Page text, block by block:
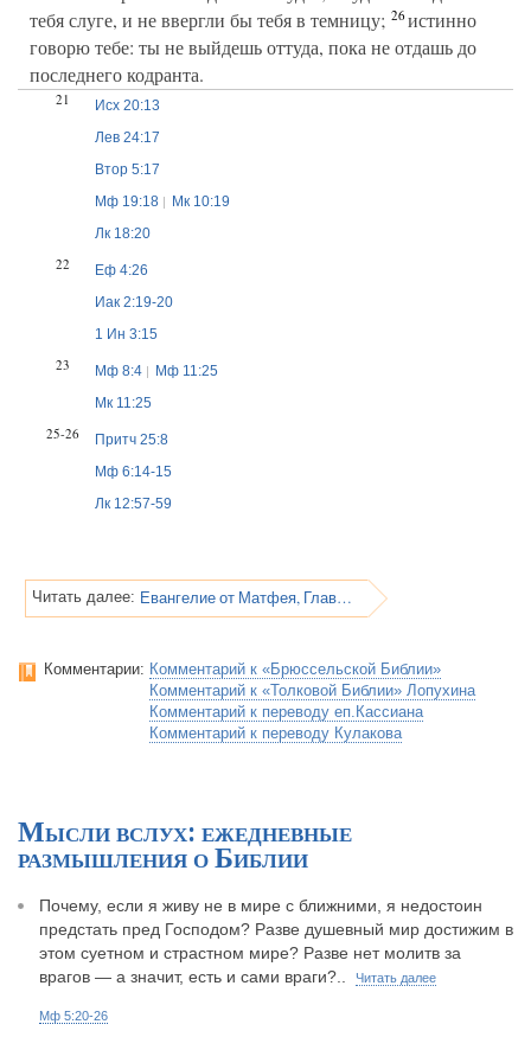
тебя слуге, и не ввергли бы тебя в темницу; 26истинно
говорю тебе: ты не выйдешь оттуда, пока не отдашь до
последнего кодранта.
21
Исх 20:13
Лев 24:17
Втор 5:17
Мф 19:18
Мк 10:19
Лк 18:20
22
Еф 4:26
Иак 2:19-20
1 Ин 3:15
23 Мф 8:4
Мф 11:25
Мк 11:25
25-26
Притч 25:8
Мф 6:14-15
Лк 12:57-59
Читать далее: Евангелие от Матфея, Глава 5
Комментарии: Комментарий к «Брюссельской Библии»
Комментарий к «Толковой Библии» Лопухина
Комментарий к переводу еп.Кассиана
Комментарий к переводу Кулакова
Мысли вслух: ежедневные
размышления о Библии
Почему, если я живу не в мире с ближними, я недостоин
предстать пред Господом? Разве душевный мир достижим в
этом суетном и страстном мире? Разве нет молитв за
врагов — а значит, есть и сами враги?..
Читать далее
Мф 5:20-26